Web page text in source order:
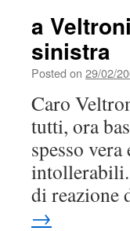
a
sinistra
Posted on 29/02/
Caro
tutti, ora
spesso
intollerabili.
di
→